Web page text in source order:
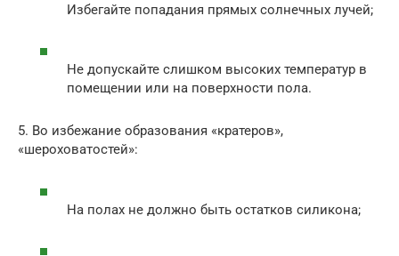
Избегайте попадания прямых солнечных лучей;
Не допускайте слишком высоких температур в
помещении или на поверхности пола.
5. Во избежание образования «кратеров»,
«шероховатостей»:
На полах не должно быть остатков силикона;